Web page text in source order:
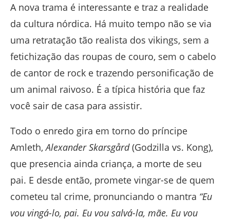
A nova trama é interessante e traz a realidade
da cultura nórdica. Há muito tempo não se via
uma retratação tão realista dos vikings, sem a
fetichização das roupas de couro, sem o cabelo
de cantor de rock e trazendo personificação de
um animal raivoso. É a típica história que faz
você sair de casa para assistir.
Todo o enredo gira em torno do príncipe
Amleth,Alexander Skarsgård(Godzilla vs. Kong),
que presencia ainda criança, a morte de seu
pai. E desde então, promete vingar-se de quem
cometeu tal crime, pronunciando o mantra “Eu
vou vingá-lo, pai. Eu vou salvá-la, mãe. Eu vou